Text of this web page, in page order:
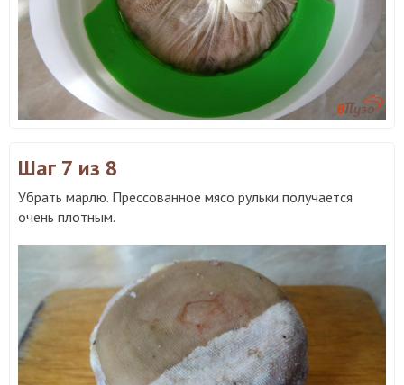
Шаг 7 из 8
Убрать марлю. Прессованное мясо рульки получается
очень плотным.